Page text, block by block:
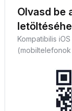
Olvasd be
Kompatibilis